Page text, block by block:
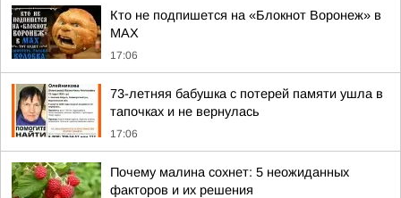
Кто не подпишется на «Блокнот Воронеж» в
МАХ
17:06
73-летняя бабушка с потерей памяти ушла в
тапочках и не вернулась
17:06
Почему малина сохнет: 5 неожиданных
факторов и их решения